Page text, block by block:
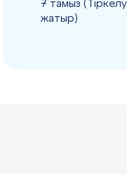
7 тамыз
жатыр)